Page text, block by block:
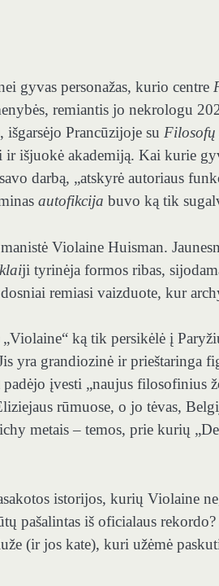
gyvas personažas, kurio centre
remiantis jo nekrologu
Prancūzijoje su Filosofų
išjuokė akademiją. Kai kurie
darbą, „atskyrė autoriaus
autofikcija buvo ką tik
​​Violaine Huisman.
ji tyrinėja formos ribas,
remiasi vaizduote, kur
ką tik persikėlė į
yra grandiozinė ir prieštaringa
įvesti „naujus filosofinius
rūmuose, o jo tėvas,
metais – temos, prie kurių
istorijos, kurių Violaine
pašalintas iš oficialaus
(ir jos kate), kuri užėmė